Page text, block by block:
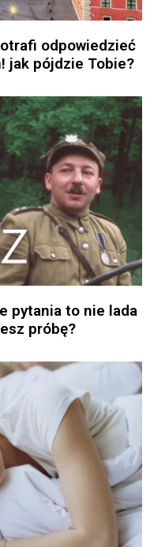
odpowiedzieć
jak pójdzie Tobie?
pytania to nie lada
próbę?